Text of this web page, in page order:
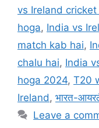
vs Ireland
hoga, India vs
match kab hai,
chalu hai, India
hoga 2024, T20
Ireland , भारत-
Leave a